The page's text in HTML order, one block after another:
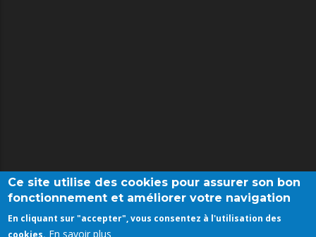
Université Mohammed V Rabat
Ce site utilise des cookies pour assurer son bon
fonctionnement et améliorer votre navigation
En cliquant sur "accepter", vous consentez à l'utilisation des
cookies. En savoir plus